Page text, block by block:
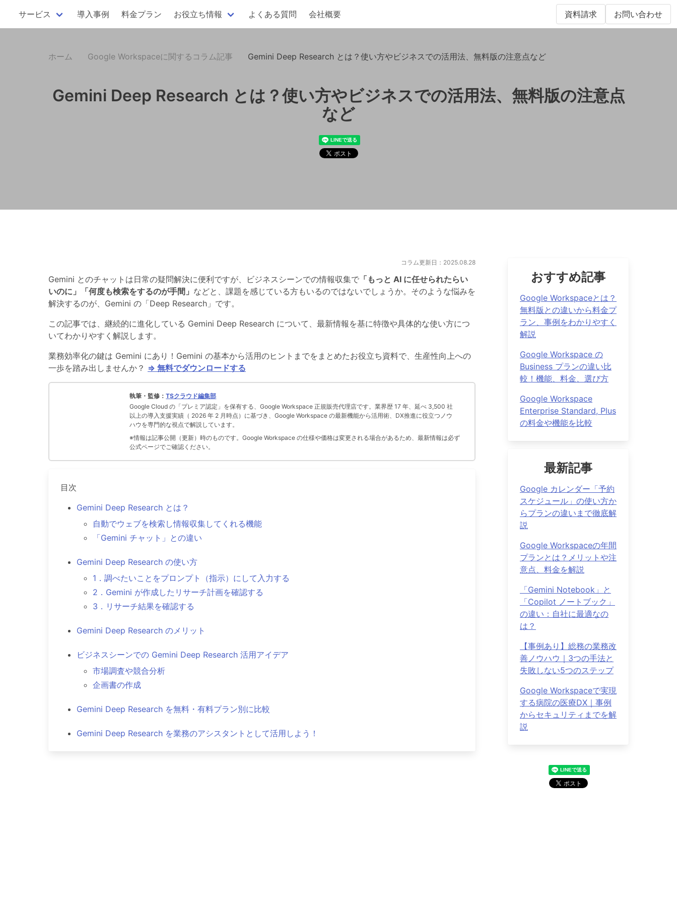
サービス 導入事例 料金プラン お役立ち情報 よくある質問 会社概要 資料請求 お問い合わせ
ホーム Google Workspaceに関するコラム記事 Gemini Deep Research とは？使い方やビジネスでの活用法、無料版の注意点など
Gemini Deep Research とは？使い方やビジネスでの活用法、無料版の注意点
など
コラム更新日：2025.08.28
Gemini とのチャットは日常の疑問解決に便利ですが、ビジネスシーンでの情報収集で 「もっと AI に任せられたらい
いのに」「何度も検索をするのが手間」 などと、課題を感じている方もいるのではないでしょうか。そのような悩みを
解決するのが、Gemini の「Deep Research」です。
この記事では、継続的に進化している Gemini Deep Research について、最新情報を基に特徴や具体的な使い方につ
いてわかりやすく解説します。
業務効率化の鍵は Gemini にあり！Gemini の基本から活用のヒントまでをまとめたお役立ち資料で、生産性向上への
一歩を踏み出しませんか？ ⇒ 無料でダウンロードする
執筆・監修：TSクラウド編集部
Google Cloud の「プレミア認定」を保有する、Google Workspace 正規販売代理店です。業界歴 17 年、延べ 3,500 社
以上の導入支援実績（ 2026 年 2 月時点）に基づき、Google Workspace の最新機能から活用術、DX推進に役立つノウ
ハウを専門的な視点で解説しています。
※情報は記事公開（更新）時のものです。Google Workspace の仕様や価格は変更される場合があるため、最新情報は必ず
公式ページでご確認ください。
目次
Gemini Deep Research とは？
自動でウェブを検索し情報収集してくれる機能
「Gemini チャット」との違い
Gemini Deep Research の使い方
1．調べたいことをプロンプト（指示）にして入力する
2．Gemini が作成したリサーチ計画を確認する
3．リサーチ結果を確認する
Gemini Deep Research のメリット
ビジネスシーンでの Gemini Deep Research 活用アイデア
市場調査や競合分析
企画書の作成
Gemini Deep Research を無料・有料プラン別に比較
Gemini Deep Research を業務のアシスタントとして活用しよう！
おすすめ記事
Google Workspaceとは？
無料版との違いから料金プ
ラン、事例をわかりやすく
解説
Google Workspace の
Business プランの違い比
較！機能、料金、選び方
Google Workspace
Enterprise Standard, Plus
の料金や機能を比較
最新記事
Google カレンダー「予約
スケジュール」の使い方か
らプランの違いまで徹底解
説
Google Workspaceの年間
プランとは？メリットや注
意点、料金を解説
「Gemini Notebook」と
「Copilot ノートブック」
の違い：自社に最適なの
は？
【事例あり】総務の業務改
善ノウハウ｜3つの手法と
失敗しない5つのステップ
Google Workspaceで実現
する病院の医療DX｜事例
からセキュリティまでを解
説